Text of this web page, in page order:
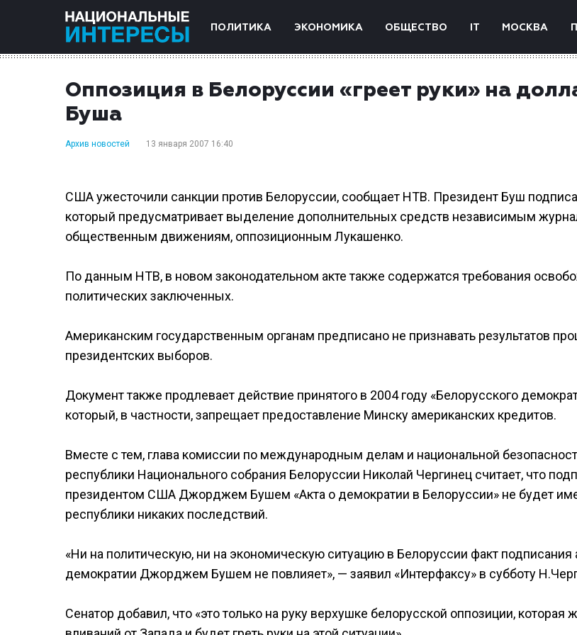
ПОЛИТИКА ЭКОНОМИКА ОБЩЕСТВО IT МОСКВА
Оппозиция в Белоруссии «греет руки» на
Буша
Архив новостей 13 января 2007 16:40
США ужесточили санкции против Белоруссии, сообщает НТВ. Президент Буш
который предусматривает выделение дополнительных средств независимым
общественным движениям, оппозиционным Лукашенко.
По данным НТВ, в новом законодательном акте также содержатся требования
политических заключенных.
Американским государственным органам предписано не признавать результатов
президентских выборов.
Документ также продлевает действие принятого в 2004 году «Белорусского
который, в частности, запрещает предоставление Минску американских кредитов.
Вместе с тем, глава комиссии по международным делам и национальной
республики Национального собрания Белоруссии Николай Чергинец считает, что
президентом США Джорджем Бушем «Акта о демократии в Белоруссии» не будет
республики никаких последствий.
«Ни на политическую, ни на экономическую ситуацию в Белоруссии факт подписания
демократии Джорджем Бушем не повлияет», — заявил «Интерфаксу» в субботу
Сенатор добавил, что «это только на руку верхушке белорусской оппозиции,